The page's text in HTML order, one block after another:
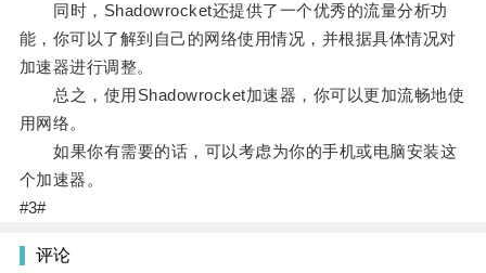
同时，Shadowrocket还提供了一个优秀的流量分析功
能，你可以了解到自己的网络使用情况，并根据具体情况对
加速器进行调整。
总之，使用Shadowrocket加速器，你可以更加流畅地使
用网络。
如果你有需要的话，可以考虑为你的手机或电脑安装这
个加速器。
#3#
评论